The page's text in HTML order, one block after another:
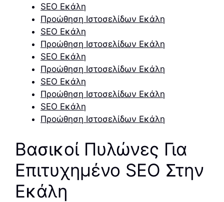
SEO Εκάλη
Προώθηση Ιστοσελίδων Εκάλη
SEO Εκάλη
Προώθηση Ιστοσελίδων Εκάλη
SEO Εκάλη
Προώθηση Ιστοσελίδων Εκάλη
SEO Εκάλη
Προώθηση Ιστοσελίδων Εκάλη
SEO Εκάλη
Προώθηση Ιστοσελίδων Εκάλη
Βασικοί Πυλώνες Για
Επιτυχημένο SEO Στην
Εκάλη